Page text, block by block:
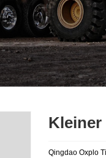
Kleiner
Qingdao Oxplo